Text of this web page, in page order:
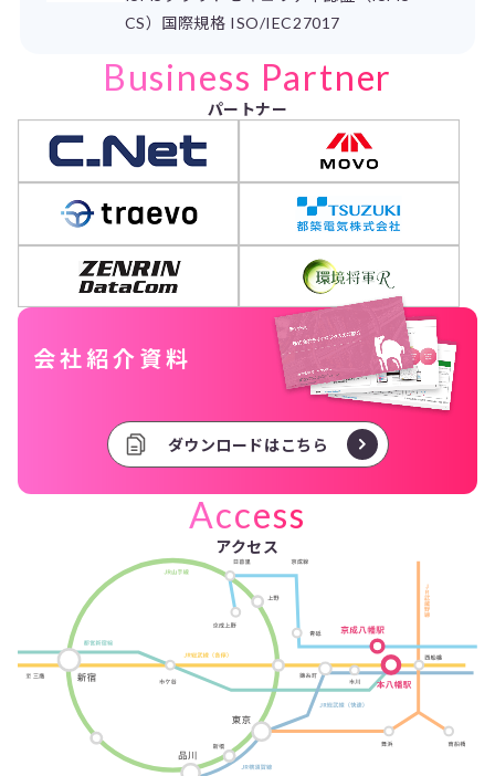
CS）国際規格 ISO/IEC27017
Business Partner
パートナー
会社紹介資料
ダウンロードはこちら
Access
アクセス